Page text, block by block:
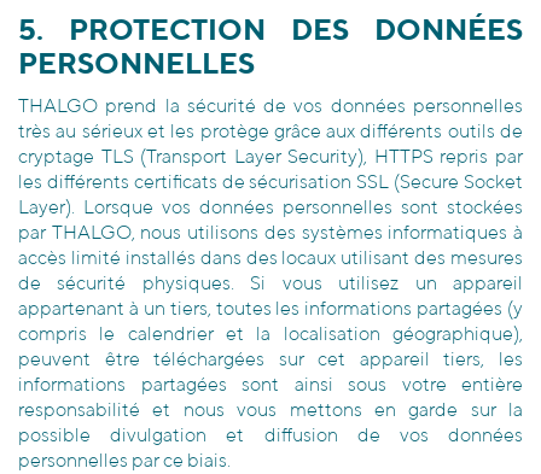
5. PROTECTION DES DONNÉES
PERSONNELLES
THALGO prend la sécurité de vos données personnelles
très au sérieux et les protège grâce aux différents outils de
cryptage TLS (Transport Layer Security), HTTPS repris par
les différents certificats de sécurisation SSL (Secure Socket
Layer). Lorsque vos données personnelles sont stockées
par THALGO, nous utilisons des systèmes informatiques à
accès limité installés dans des locaux utilisant des mesures
de sécurité physiques. Si vous utilisez un appareil
appartenant à un tiers, toutes les informations partagées (y
compris le calendrier et la localisation géographique),
peuvent être téléchargées sur cet appareil tiers, les
informations partagées sont ainsi sous votre entière
responsabilité et nous vous mettons en garde sur la
possible divulgation et diffusion de vos données
personnelles par ce biais.